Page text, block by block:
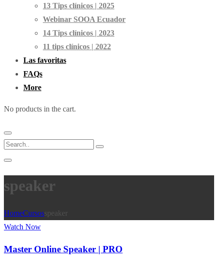
13 Tips clínicos | 2025
Webinar SOOA Ecuador
14 Tips clínicos | 2023
11 tips clínicos | 2022
Las favoritas
FAQs
More
No products in the cart.
speaker
HomeCursosspeaker
Watch Now
Master Online Speaker | PRO